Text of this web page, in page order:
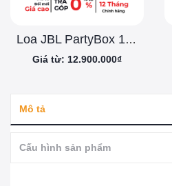
Loa JBL PartyBox 130
Giá từ: 12.900.000₫
Mô tả
Cấu hình sản phẩm